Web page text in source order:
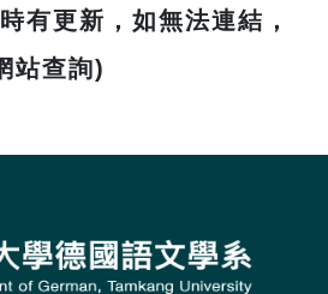
有更新，如無法連結，
站查詢)